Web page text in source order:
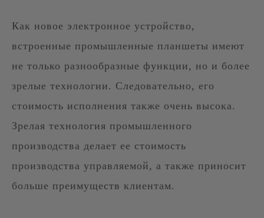
Как новое электронное устройство,
встроенные промышленные планшеты имеют
не только разнообразные функции, но и более
зрелые технологии. Следовательно, его
стоимость исполнения также очень высока.
Зрелая технология промышленного
производства делает ее стоимость
производства управляемой, а также приносит
больше преимуществ клиентам.